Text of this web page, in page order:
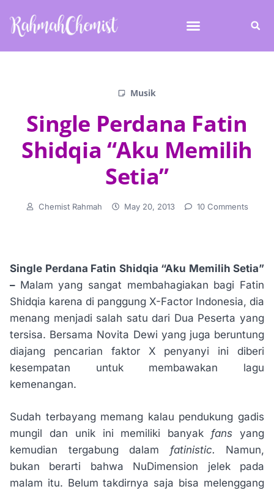
Musik
Single Perdana Fatin
Shidqia “Aku Memilih
Setia”
Chemist Rahmah May 20, 2013 10 Comments
Single Perdana Fatin Shidqia “Aku Memilih Setia”
– Malam yang sangat membahagiakan bagi Fatin
Shidqia karena di panggung X-Factor Indonesia, dia
menang menjadi salah satu dari Dua Peserta yang
tersisa. Bersama Novita Dewi yang juga beruntung
diajang pencarian faktor X penyanyi ini diberi
kesempatan untuk membawakan lagu
kemenangan.
Sudah terbayang memang kalau pendukung gadis
mungil dan unik ini memiliki banyakfansyang
kemudian tergabung dalam fatinistic. Namun,
bukan berarti bahwa NuDimension jelek pada
malam itu. Belum takdirnya saja bisa melenggang